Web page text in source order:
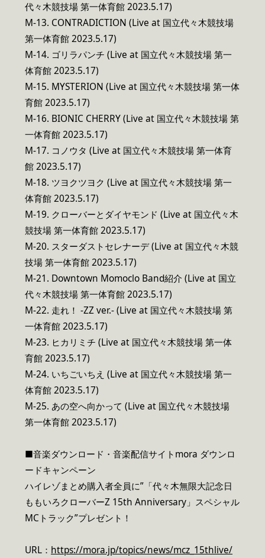
代々木競技場 第一体育館 2023.5.17)
M-13. CONTRADICTION (Live at 国立代々木競技場
第一体育館 2023.5.17)
M-14. ゴリラパンチ (Live at 国立代々木競技場 第一
体育館 2023.5.17)
M-15. MYSTERION (Live at 国立代々木競技場 第一体
育館 2023.5.17)
M-16. BIONIC CHERRY (Live at 国立代々木競技場 第
一体育館 2023.5.17)
M-17. コノウタ (Live at 国立代々木競技場 第一体育
館 2023.5.17)
M-18. ツヨクツヨク (Live at 国立代々木競技場 第一
体育館 2023.5.17)
M-19. クローバーとダイヤモンド (Live at 国立代々木
競技場 第一体育館 2023.5.17)
M-20. スターダストセレナーデ (Live at 国立代々木競
技場 第一体育館 2023.5.17)
M-21. Downtown Momoclo Band紹介 (Live at 国立
代々木競技場 第一体育館 2023.5.17)
M-22. 走れ！ -ZZ ver.- (Live at 国立代々木競技場 第
一体育館 2023.5.17)
M-23. ヒカリミチ (Live at 国立代々木競技場 第一体
育館 2023.5.17)
M-24. いちごいちえ (Live at 国立代々木競技場 第一
体育館 2023.5.17)
M-25. あの空へ向かって (Live at 国立代々木競技場
第一体育館 2023.5.17)
■音楽ダウンロード・音楽配信サイトmora ダウンロ
ードキャンペーン
ハイレゾまとめ購入者全員に”「代々木無限大記念日
ももいろクローバーZ 15th Anniversary」スペシャル
MCトラック”プレゼント！
URL： https://mora.jp/topics/news/mcz_15thlive/